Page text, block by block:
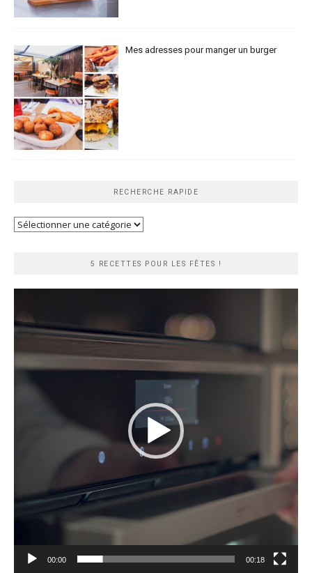
Mes adresses pour manger un burger
RECHERCHE RAPIDE
Recherche
5 RECETTES POUR LES FÊTES !
00:00 00:18